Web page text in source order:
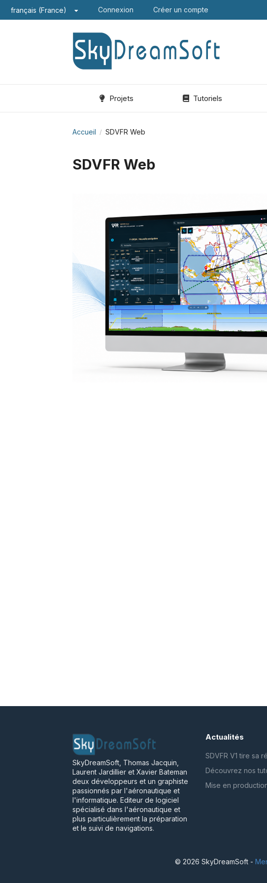
français (France) Connexion Créer un compte
Projets Tutoriels
Accueil / SDVFR Web
SDVFR Web
SkyDreamSoft, Thomas Jacquin,
Laurent Jardillier et Xavier Bateman
deux développeurs et un graphiste
passionnés par l'aéronautique et
l'informatique. Editeur de logiciel
spécialisé dans l'aéronautique et
plus particulièrement la préparation
et le suivi de navigations.
Actualités
SDVFR V1 tire sa
Découvrez nos
Mise en
© 2026 SkyDreamSoft -